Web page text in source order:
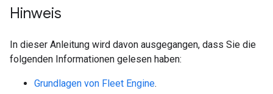
Hinweis
In dieser Anleitung wird davon ausgegangen, dass Sie die
folgenden Informationen gelesen haben:
Grundlagen von Fleet Engine.